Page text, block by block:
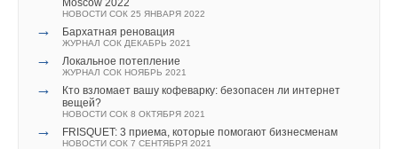
НОВОСТИ СОК 25 ЯНВАРЯ 2022
→ Бархатная реновация
ЖУРНАЛ СОК ДЕКАБРЬ 2021
→ Локальное потепление
ЖУРНАЛ СОК НОЯБРЬ 2021
→
Кто взломает вашу кофеварку: безопасен ли интернет
вещей?
НОВОСТИ СОК 8 ОКТЯБРЯ 2021
→ FRISQUET: 3 приема, которые помогают бизнесменам
НОВОСТИ СОК 7 СЕНТЯБРЯ 2021